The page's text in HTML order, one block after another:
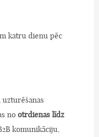
katru dienu pēc
uzturēšanas
no otrdienas līdz
komunikāciju,